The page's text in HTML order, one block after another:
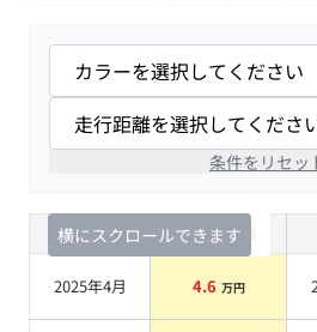
条件をリセッ
横にスクロールできます
査定時期 セルカ実績
2025年4月 4.6 万円